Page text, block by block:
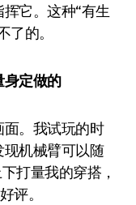
它。这种“有生
的。
身定做的
。我试玩的时
机械臂可以随
打量我的穿搭，
评。